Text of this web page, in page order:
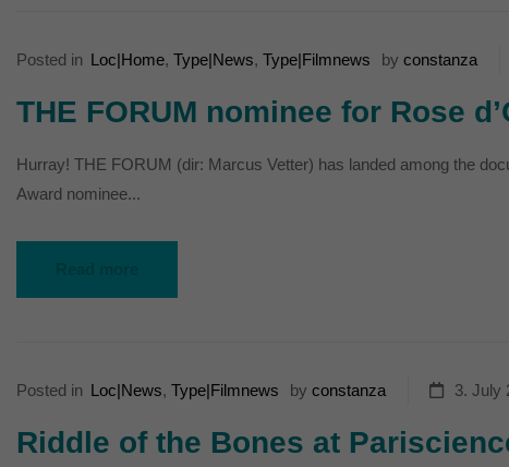
Posted in Loc|Home, Type|News, Type|Filmnews by constanza
THE FORUM nominee for Rose
Hurray! THE FORUM (dir: Marcus Vetter) has landed among the
Award nominee...
Posted in Loc|News, Type|Filmnews by constanza 3. July
Riddle of the Bones at